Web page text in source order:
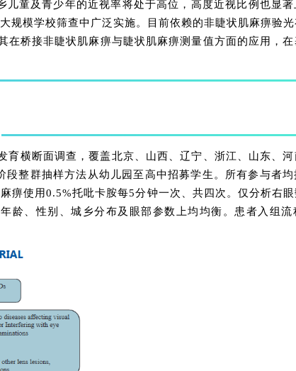
童及青少年的近视率将处于高位，高度近视比例也显著
规模学校筛查中广泛实施。目前依赖的非睫状肌麻痹验
桥接非睫状肌麻痹与睫状肌麻痹测量值方面的应用，在
横断面调查，覆盖北京、山西、辽宁、浙江、山东、河
整群抽样方法从幼儿园至高中招募学生。所有参与者
痹使用0.5%托吡卡胺每5分钟一次、共四次。仅分析右
龄、性别、城乡分布及眼部参数上均均衡。患者入组流